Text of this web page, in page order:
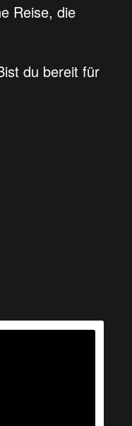
Reise, die
du bereit für